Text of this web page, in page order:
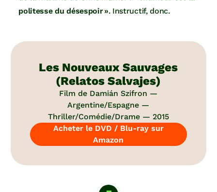
politesse du désespoir ». Instructif, donc.
Les Nouveaux Sauvages
(Relatos Salvajes)
Film de Damián Szifron —
Argentine/Espagne —
Thriller/Comédie/Drame — 2015
Acheter le DVD / Blu-ray sur
Amazon